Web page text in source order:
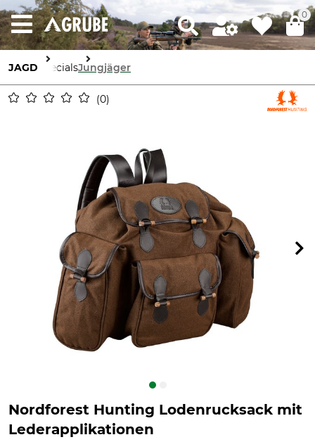
0
JAGD SpecialsJungjäger
0
Nordforest Hunting Lodenrucksack mit
Lederapplikationen